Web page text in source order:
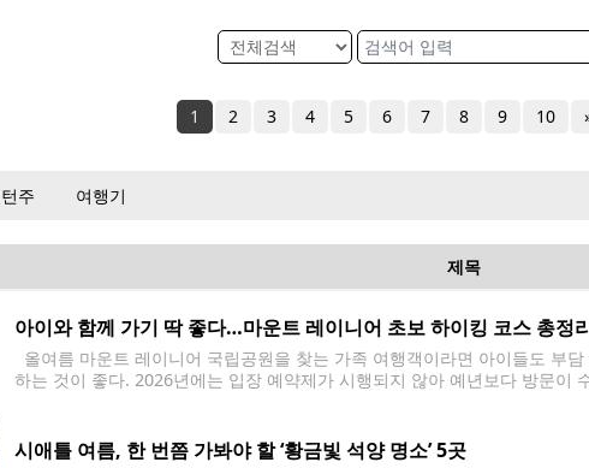
1 2 3 4 5 6 7 8 9 10
주 여행기
제목
아이와 함께 가기 딱 좋다…마운트 레이니어 초보 하이킹 코스 총정
올여름 마운트 레이니어 국립공원을 찾는 가족 여행객이라면 아이들도 부
하는 것이 좋다. 2026년에는 입장 예약제가 시행되지 않아 예년보다 방문이
시애틀 여름, 한 번쯤 가봐야 할 ‘황금빛 석양 명소’ 5곳